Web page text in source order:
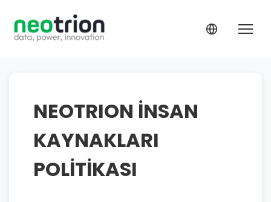
NEOTRION İNSAN
KAYNAKLARI
POLİTİKASI